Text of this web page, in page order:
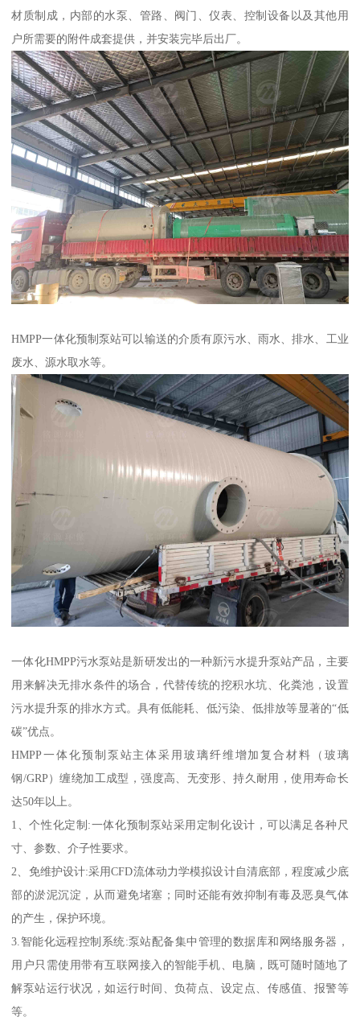
材质制成，内部的水泵、管路、阀门、仪表、控制设备以及其他用
户所需要的附件成套提供，并安装完毕后出厂。
HMPP一体化预制泵站可以输送的介质有原污水、雨水、排水、工业
废水、源水取水等。
一体化HMPP污水泵站是新研发出的一种新污水提升泵站产品，主要
用来解决无排水条件的场合，代替传统的挖积水坑、化粪池，设置
污水提升泵的排水方式。具有低能耗、低污染、低排放等显著的“低
碳”优点。
HMPP一体化预制泵站主体采用玻璃纤维增加复合材料（玻璃
钢/GRP）缠绕加工成型，强度高、无变形、持久耐用，使用寿命长
达50年以上。
1、个性化定制:一体化预制泵站采用定制化设计，可以满足各种尺
寸、参数、介子性要求。
2、免维护设计:采用CFD流体动力学模拟设计自清底部，程度减少底
部的淤泥沉淀，从而避免堵塞；同时还能有效抑制有毒及恶臭气体
的产生，保护环境。
3.智能化远程控制系统:泵站配备集中管理的数据库和网络服务器，
用户只需使用带有互联网接入的智能手机、电脑，既可随时随地了
解泵站运行状况，如运行时间、负荷点、设定点、传感值、报警等
等。